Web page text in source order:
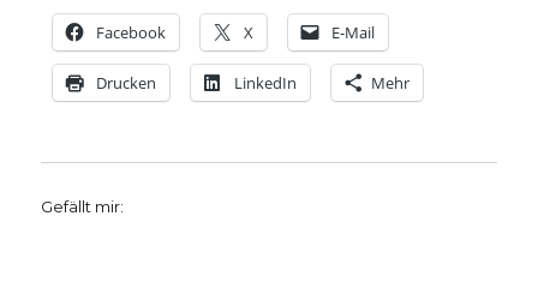
Facebook X E-Mail
Drucken LinkedIn Mehr
Gefällt mir: